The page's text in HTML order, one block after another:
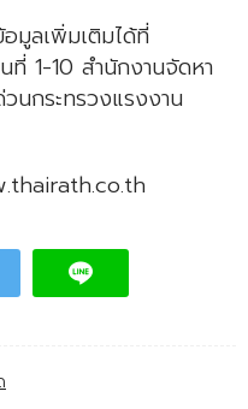
มูลเพิ่มเติมได้ที่
ที่ 1-10 สำนักงานจัดหา
นกระทรวงแรงงาน